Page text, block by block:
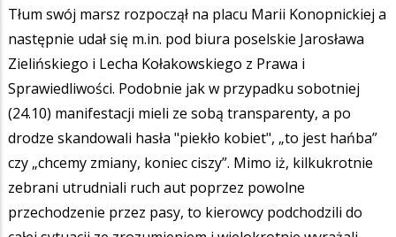
Tłum swój marsz rozpoczął na placu Marii Konopnickiej a
następnie udał się m.in. pod biura poselskie Jarosława
Zielińskiego i Lecha Kołakowskiego z Prawa i
Sprawiedliwości. Podobnie jak w przypadku sobotniej
(24.10) manifestacji mieli ze sobą transparenty, a po
drodze skandowali hasła "piekło kobiet", „to jest hańba”
czy „chcemy zmiany, koniec ciszy”. Mimo iż, kilkukrotnie
zebrani utrudniali ruch aut poprzez powolne
przechodzenie przez pasy, to kierowcy podchodzili do